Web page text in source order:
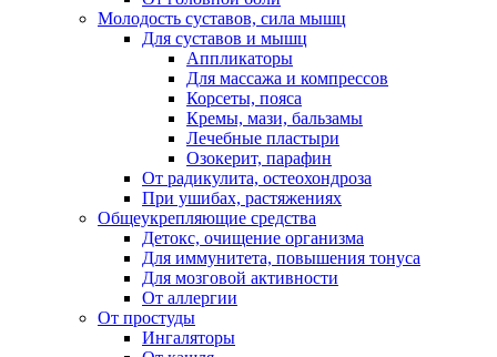
Молодость суставов, сила мышц
Для суставов и мышц
Аппликаторы
Для массажа и компрессов
Корсеты, пояса
Кремы, мази, бальзамы
Лечебные пластыри
Озокерит, парафин
От радикулита, остеохондроза
При ушибах, растяжениях
Общеукрепляющие средства
Детокс, очищение организма
Для иммунитета, повышения тонуса
Для мозговой активности
От аллергии
От простуды
Ингаляторы